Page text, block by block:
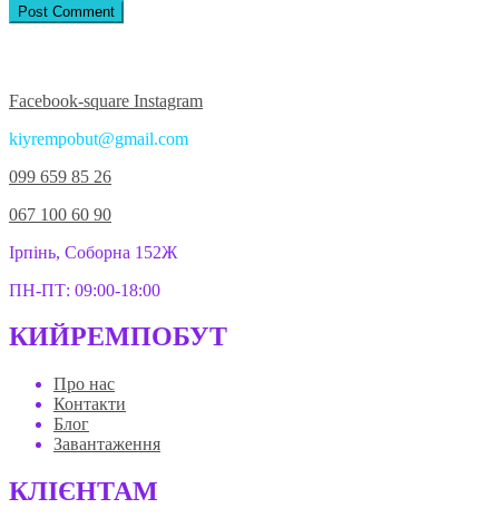
Facebook-square Instagram
kiyrempobut@gmail.com
099 659 85 26
067 100 60 90
Ірпінь, Соборна 152Ж
ПН-ПТ: 09:00-18:00
КИЙРЕМПОБУТ
Про нас
Контакти
Блог
Завантаження
КЛІЄНТАМ